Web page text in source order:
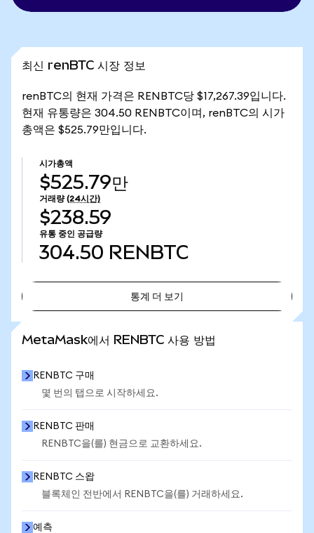
최신 renBTC 시장 정보
renBTC의 현재 가격은 RENBTC당 $17,267.39입니다.
현재 유통량은 304.50 RENBTC이며, renBTC의 시가
총액은 $525.79만입니다.
시가총액
$525.79만
거래량 (24시간)
$238.59
유통 중인 공급량
304.50 RENBTC
통계 더 보기
MetaMask에서 RENBTC 사용 방법
RENBTC 구매
몇 번의 탭으로 시작하세요.
RENBTC 판매
RENBTC을(를) 현금으로 교환하세요.
RENBTC 스왑
블록체인 전반에서 RENBTC을(를) 거래하세요.
예측